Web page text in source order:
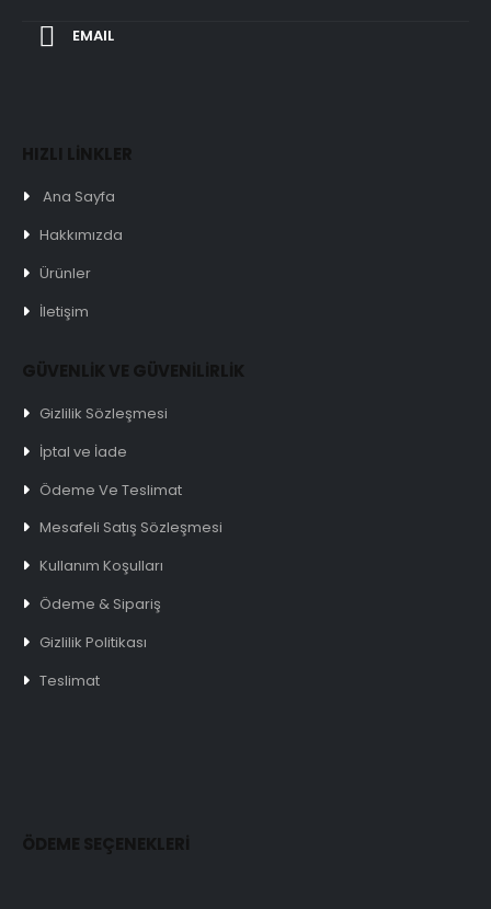
EMAIL
HIZLI LİNKLER
Ana Sayfa
Hakkımızda
Ürünler
İletişim
GÜVENLİK VE GÜVENİLİRLİK
Gizlilik Sözleşmesi
İptal ve İade
Ödeme Ve Teslimat
Mesafeli Satış Sözleşmesi
Kullanım Koşulları
Ödeme & Sipariş
Gizlilik Politikası
Teslimat
ÖDEME SEÇENEKLERİ